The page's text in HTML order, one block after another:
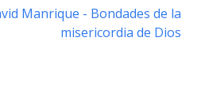
Manrique - Bondades de la
misericordia de Dios